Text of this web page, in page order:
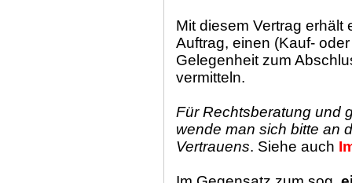
Mit diesem Vertrag erhält
Auftrag, einen (Kauf-
Gelegenheit zum
vermitteln.
Für Rechtsberatung und
wende man sich bitte an
Vertrauens. Siehe auch